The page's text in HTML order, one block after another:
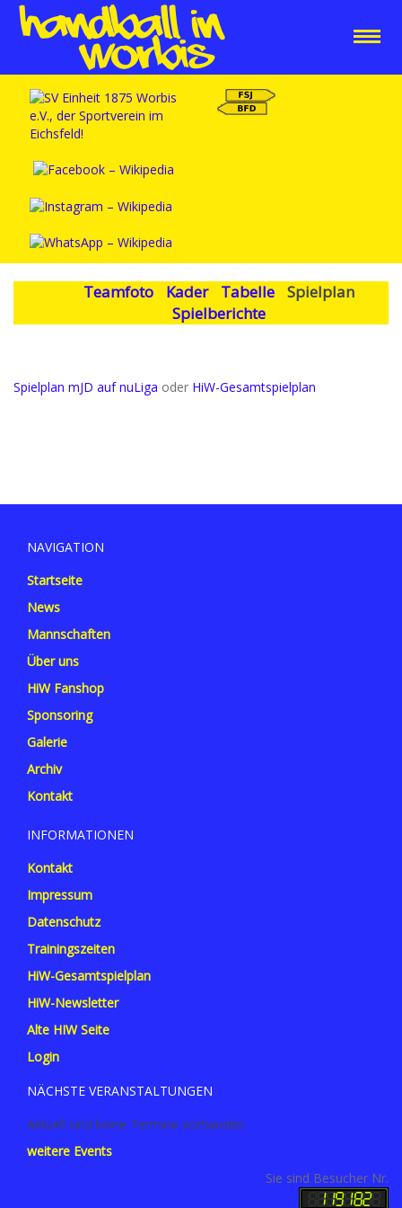
Teamfoto Kader Tabelle
Spielplan
Spielberichte
Spielplan mJD auf nuLiga oder HiW-Gesamtspielplan
NAVIGATION
Startseite
News
Mannschaften
Über uns
HiW Fanshop
Sponsoring
Galerie
Archiv
Kontakt
INFORMATIONEN
Kontakt
Impressum
Datenschutz
Trainingszeiten
HiW-Gesamtspielplan
HiW-Newsletter
Alte HIW Seite
Login
NÄCHSTE VERANSTALTUNGEN
Aktuell sind keine Termine vorhanden.
weitere Events
Sie sind Besucher Nr.